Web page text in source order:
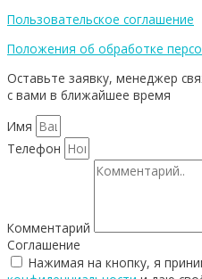
Пользовательское соглашение
Положения об обработке
Оставьте заявку, менеджер
с вами в ближайшее время
Имя
Телефон
Комментарий
Соглашение
Нажимая на кнопку, я